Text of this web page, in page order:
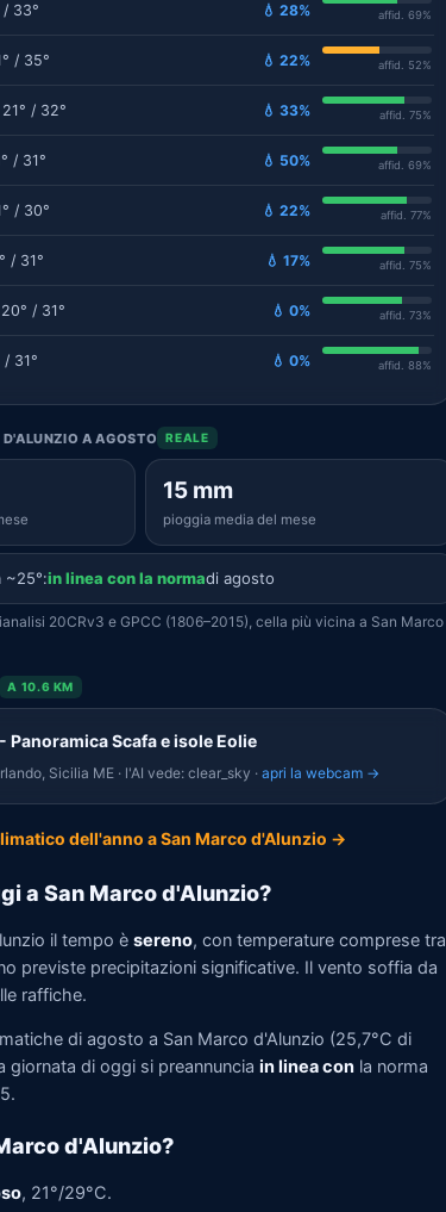
/ 33° 💧 28% affid. 69%
/ 35° 💧 22% affid. 52%
21° / 32° 💧 33% affid. 75%
/ 31° 💧 50% affid. 69%
/ 30° 💧 22% affid. 77%
/ 31° 💧 17% affid. 75%
20° / 31° 💧 0% affid. 73%
/ 31° 💧 0% affid. 88%
A AGOSTO REALE
15 mm
pioggia media del mese
~25°:in linea con la normadi agosto
20CRv3 e GPCC (1806–2015), cella più vicina a San Marco
A 10.6 KM
Panoramica Scafa e isole Eolie
Sicilia ME · l'AI vede: clear_sky · apri la webcam →
dell'anno a San Marco d'Alunzio →
a San Marco d'Alunzio?
il tempo è sereno, con temperature comprese tra
previste precipitazioni significative. Il vento soffia da
raffiche.
di agosto a San Marco d'Alunzio (25,7°C di
giornata di oggi si preannuncia in linea con la norma
d'Alunzio?
, 21°/29°C.